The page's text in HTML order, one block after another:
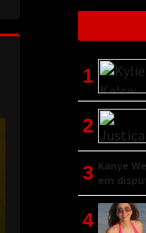
1
2
3 Kanye
em
4